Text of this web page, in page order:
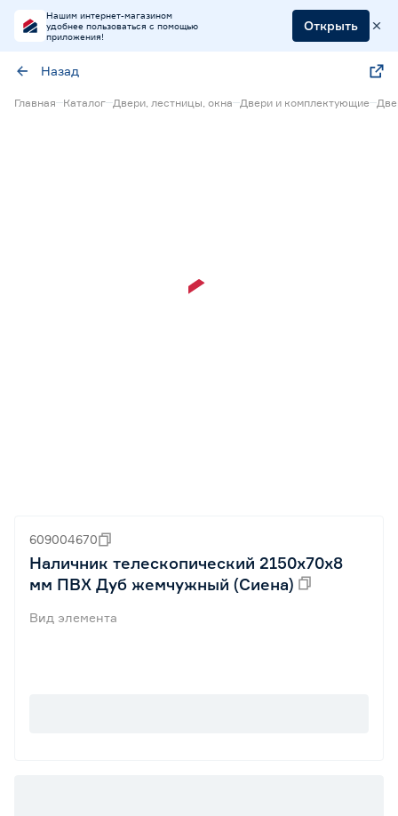
Нашим интернет-магазином
удобнее пользоваться с помощью
приложения!
Открыть
Назад
Главная Каталог Двери, лестницы, окна Двери и комплектующие
609004670
Наличник телескопический 2150x70x8
мм ПВХ Дуб жемчужный (Сиена)
Вид элемента